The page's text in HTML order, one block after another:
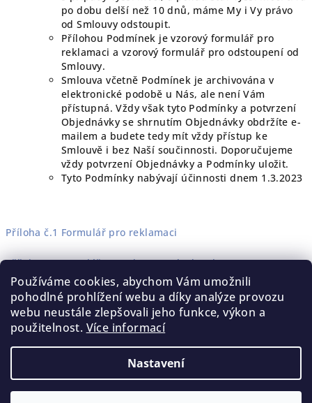
Používáme cookies, abychom Vám umožnili
pohodlné prohlížení webu a díky analýze provozu
webu neustále zlepšovali jeho funkce, výkon a
použitelnost. Více informací
Nastavení
po dobu delší než 10 dnů, máme My i Vy právo
od Smlouvy odstoupit.
Přílohou Podmínek je vzorový formulář pro
reklamaci a vzorový formulář pro odstoupení od
Smlouvy.
Smlouva včetně Podmínek je archivována v
elektronické podobě u Nás, ale není Vám
přístupná. Vždy však tyto Podmínky a potvrzení
Objednávky se shrnutím Objednávky obdržíte e-
mailem a budete tedy mít vždy přístup ke
Smlouvě i bez Naší součinnosti. Doporučujeme
vždy potvrzení Objednávky a Podmínky uložit.
Tyto Podmínky nabývají účinnosti dnem 1.3.2023
Příloha č.1 Formulář pro reklamaci
Příloha. 2 Formulář pro odstoupení od smlouvy
Ochrana vašich osobních údajů
Copyright 2026Plší květ. Všechna práva vyhrazena.